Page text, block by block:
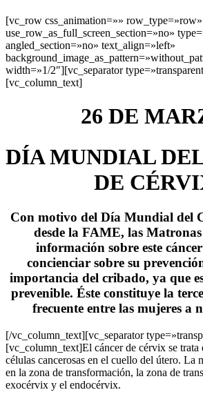
[vc_row css_animation=»» row_type=»row»
use_row_as_full_screen_section=»no»
angled_section=»no» text_align=»left»
width=»1/2″][vc_separator
[vc_column_text]
26 DE
DÍA MUNDIAL
DE
Con motivo del Día Mundial del
desde la FAME, las Matronas
información sobre este
concienciar sobre su
importancia del cribado, ya que
prevenible. Éste constituye la
frecuente entre las mujeres a
[/vc_column_text][vc_separator
[vc_column_text]El cáncer de cérvix se trata
células cancerosas en el cuello del útero. La
en la zona de transformación, la zona de
exocérvix y el endocérvix.